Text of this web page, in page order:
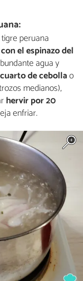
peruana
el espinazo del
agua y
de cebollao
medianos),
hervir por 20
enfriar.